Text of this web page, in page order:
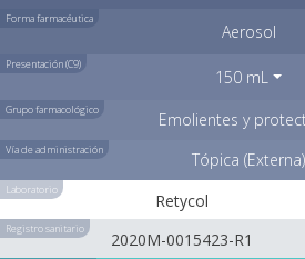
Forma farmacéutica
Aerosol
Presentación (C9)
150 mL
Grupo farmacológico Emolientes y
Vía de administración Tópica (Externa)
Laboratorio
Retycol
Registro sanitario
2020M-0015423-R1